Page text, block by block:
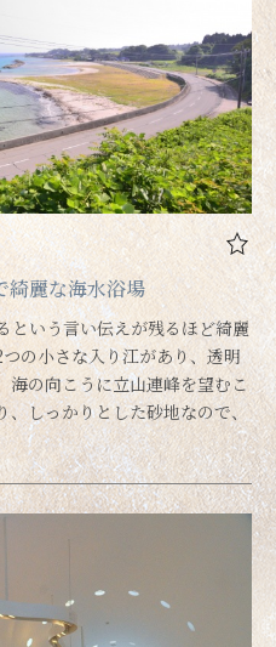
綺麗な海水浴場
という言い伝えが残るほど綺麗
の小さな入り江があり、透明
海の向こうに立山連峰を望むこ
、しっかりとした砂地なので、